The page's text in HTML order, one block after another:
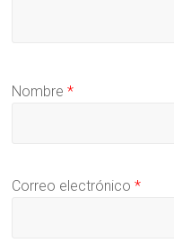
Nombre*
Correo electrónico*